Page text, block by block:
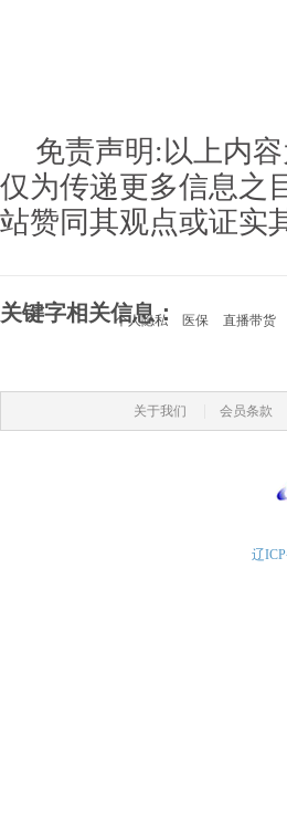
免责声明:以上内
仅为传递更多信息之
站赞同其观点或证实
关键字相关信息：
个人隐私 医保 直播带货
关于我们 会员条款
辽